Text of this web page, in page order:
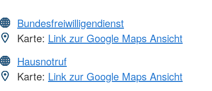
Bundesfreiwilligendienst
Karte: Link zur Google Maps Ansicht
Hausnotruf
Karte: Link zur Google Maps Ansicht